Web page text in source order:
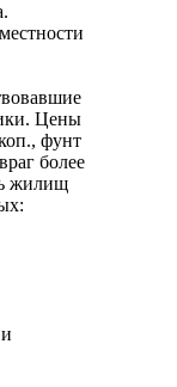
Цены
фунт
более
жилищ